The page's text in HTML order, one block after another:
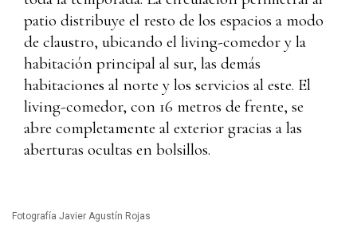
patio distribuye el resto de los espacios a modo
de claustro, ubicando el living-comedor y la
habitación principal al sur, las demás
habitaciones al norte y los servicios al este. El
living-comedor, con 16 metros de frente, se
abre completamente al exterior gracias a las
aberturas ocultas en bolsillos.
Fotografía Javier Agustín Rojas